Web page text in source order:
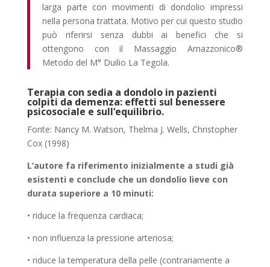
larga parte con movimenti di dondolio impressi
nella persona trattata. Motivo per cui questo studio
può riferirsi senza dubbi ai benefici che si
ottengono con il Massaggio Amazzonico®
Metodo del M° Duilio La Tegola.
Terapia con sedia a dondolo in pazienti
colpiti da demenza: effetti sul benessere
psicosociale e sull‘equilibrio.
Fonte: Nancy M. Watson, Thelma J. Wells, Christopher
Cox (1998)
L‘autore fa riferimento inizialmente a studi già
esistenti e conclude che un dondolio lieve con
durata superiore a 10 minuti:
• riduce la frequenza cardiaca;
• non influenza la pressione arteriosa;
• riduce la temperatura della pelle (contrariamente a